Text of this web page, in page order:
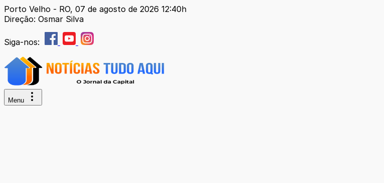
Porto Velho - RO, 07 de agosto de 2026 12:40h
Direção: Osmar Silva
Siga-nos:
Menu